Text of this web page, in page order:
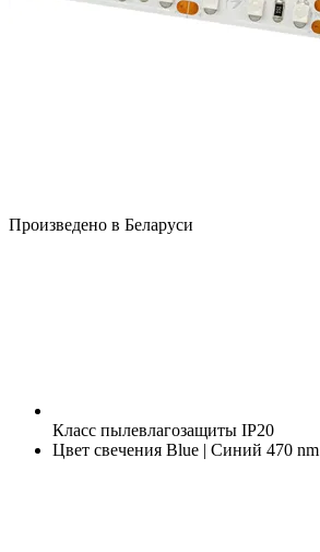
Произведено в Беларуси
Класс пылевлагозащиты IP20
Цвет свечения Blue | Синий 470 nm